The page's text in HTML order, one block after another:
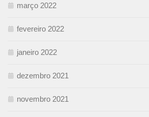
março 2022
fevereiro 2022
janeiro 2022
dezembro 2021
novembro 2021